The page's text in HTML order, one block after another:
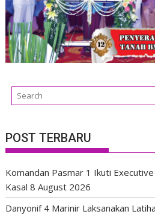
POST TERBARU
Komandan Pasmar 1 Ikuti
Kasal 8 August 2026
Danyonif 4 Marinir Laksanakan